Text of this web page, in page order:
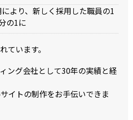
より、新しく採用した職員の1
の1に
ています。
ング会社として30年の実績と経
イトの制作をお手伝いできま